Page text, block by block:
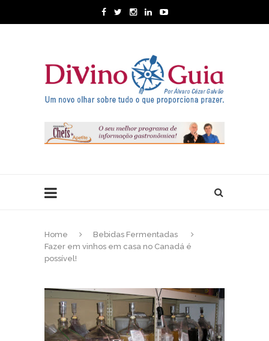
Home
Bebidas Fermentadas
Fazer em vinhos em casa no Canadá é
possível!